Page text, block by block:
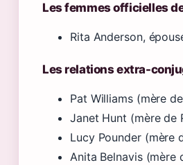
Les femmes officielles
Rita Anderson,
Les relations extra-
Pat Williams (mère
Janet Hunt (mère de
Lucy Pounder (mère
Anita Belnavis (mère